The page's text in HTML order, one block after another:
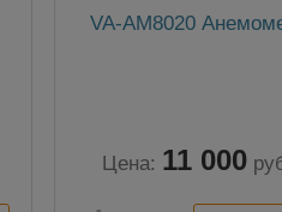
VA-АМ8020
Цена: 11 000